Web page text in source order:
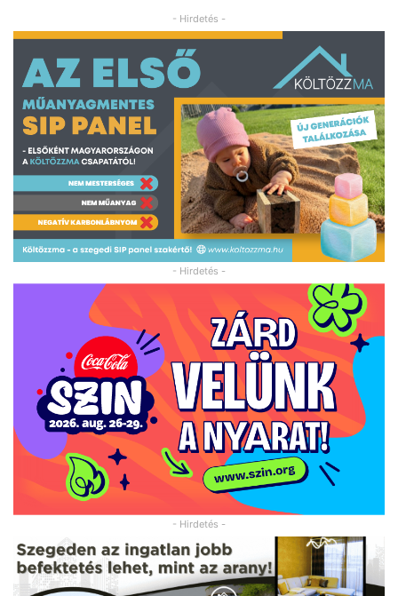
- Hirdetés -
- Hirdetés -
- Hirdetés -